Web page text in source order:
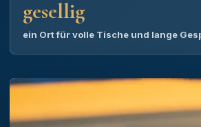
gesellig
ein Ort für volle Tische und lange